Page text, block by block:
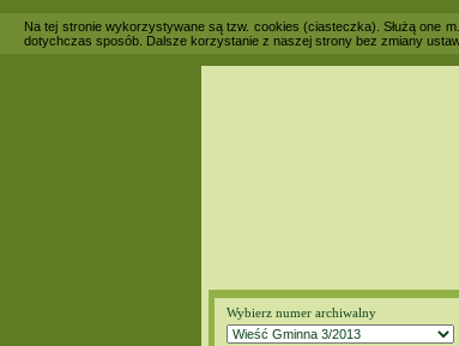
Na tej stronie wykorzystywane są tzw. cookies (ciasteczka). Służą one
dotychczas sposób. Dalsze korzystanie z naszej strony bez zmiany
Wybierz numer archiwalny